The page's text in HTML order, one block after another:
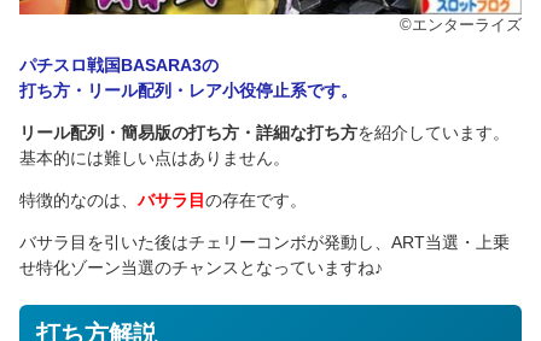
©エンターライズ
パチスロ戦国BASARA3の
打ち方・リール配列・レア小役停止系です。
リール配列・簡易版の打ち方・詳細な打ち方を紹介しています。
基本的には難しい点はありません。
特徴的なのは、バサラ目の存在です。
バサラ目を引いた後はチェリーコンボが発動し、ART当選・上乗
せ特化ゾーン当選のチャンスとなっていますね♪
打ち方解説